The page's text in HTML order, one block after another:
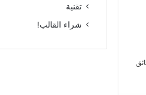
تقنية
شراء القالب!